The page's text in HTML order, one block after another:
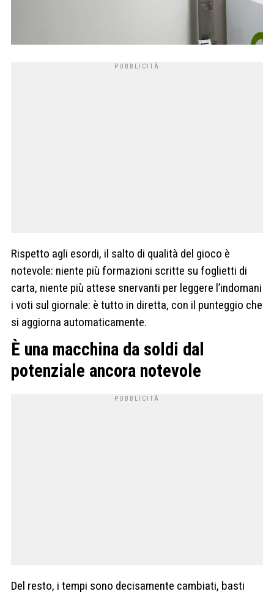
Rispetto agli esordi, il salto di qualità del gioco è
notevole: niente più formazioni scritte su foglietti di
carta, niente più attese snervanti per leggere l’indomani
i voti sul giornale: è tutto in diretta, con il punteggio che
si aggiorna automaticamente.
È una macchina da soldi dal
potenziale ancora notevole
Del resto, i tempi sono decisamente cambiati, basti